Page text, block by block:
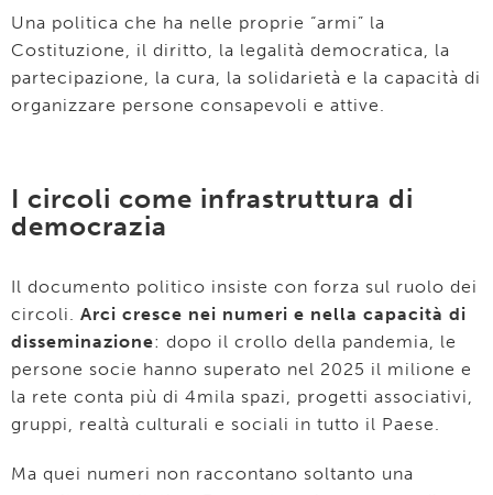
Una politica che ha nelle proprie “armi” la
Costituzione, il diritto, la legalità democratica, la
partecipazione, la cura, la solidarietà e la capacità di
organizzare persone consapevoli e attive.
I circoli come infrastruttura di
democrazia
Il documento politico insiste con forza sul ruolo dei
circoli. Arci cresce nei numeri e nella capacità di
disseminazione: dopo il crollo della pandemia, le
persone socie hanno superato nel 2025 il milione e
la rete conta più di 4mila spazi, progetti associativi,
gruppi, realtà culturali e sociali in tutto il Paese.
Ma quei numeri non raccontano soltanto una